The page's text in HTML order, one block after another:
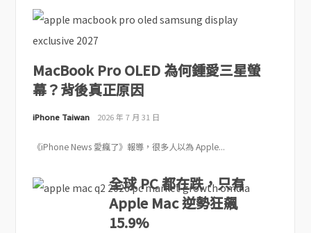
MacBook Pro OLED 為何鍾愛三星螢
幕？背後真正原因
iPhone Taiwan 2026 年 7 月 31 日
《iPhone News 愛瘋了》報導，很多人以為 Apple...
全球 PC 都在跌，只有
Apple Mac 逆勢狂飆
15.9%